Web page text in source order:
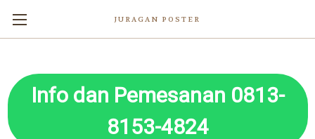
JURAGAN POSTER
Info dan Pemesanan 0813-
8153-4824